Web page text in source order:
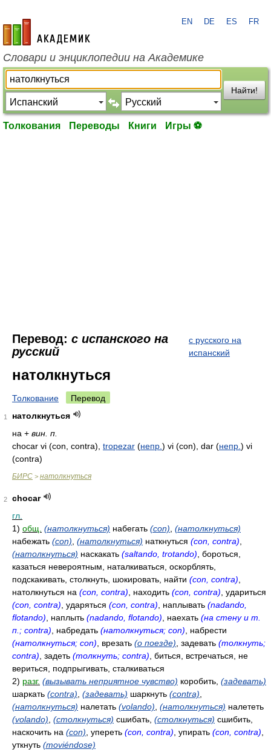
academic.ru
EN DE ES FR
Словари и энциклопедии на Академике
Найти!
Толкования Переводы Книги Игры ⚽
Перевод: с испанского на
русский
с русского на
испанский
натолкнуться
Толкование Перевод
1
натолкнуться
на + вин. п.
chocar vi (con, contra), tropezar (непр. ) vi (con), dar (непр. ) vi
(contra)
БИРС > натолкнуться
2
chocar
гл.
1) общ. (натолкнуться) набегать (con) (натолкнуться)
набежать (con) (натолкнуться) наткнуться (con, contra)
(натолкнуться) наскакать (saltando, trotando) , бороться,
казаться невероятным, наталкиваться, оскорблять,
подскакивать, столкнуть, шокировать, найти (con, contra)
натолкнуться на (con, contra) , находить (con, contra) , удариться
(con, contra) , ударяться (con, contra) , наплывать (nadando,
flotando) , наплыть (nadando, flotando) , наехать (на стену и т.
п.; contra) , набредать (натолкнуться; con) , набрести
(натолкнуться; con) , врезать (о поезде) , задевать (толкнуть;
contra) , задеть (толкнуть; contra) , биться, встречаться, не
вериться, подпрыгивать, сталкиваться
2) разг. (вызывать неприятное чувство) коробить, (задевать)
шаркать (contra) (задевать) шаркнуть (contra)
(натолкнуться) налетать (volando) (натолкнуться) налететь
(volando) (столкнуться) сшибать, (столкнуться) сшибить,
наскочить на (con) , упереть (con, contra) , упирать (con, contra)
уткнуть (moviéndose)